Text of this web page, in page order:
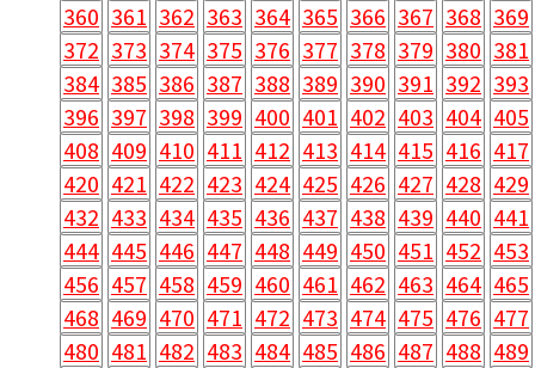
360 361 362 363 364 365 366 367 368 369
372 373 374 375 376 377 378 379 380 381
384 385 386 387 388 389 390 391 392 393
396 397 398 399 400 401 402 403 404 405
408 409 410 411 412 413 414 415 416 417
420 421 422 423 424 425 426 427 428 429
432 433 434 435 436 437 438 439 440 441
444 445 446 447 448 449 450 451 452 453
456 457 458 459 460 461 462 463 464 465
468 469 470 471 472 473 474 475 476 477
480 481 482 483 484 485 486 487 488 489